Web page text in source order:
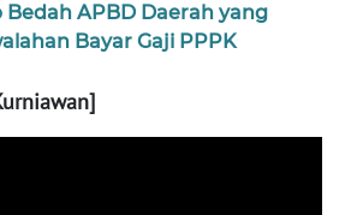
Bedah APBD Daerah yang
Bayar Gaji PPPK